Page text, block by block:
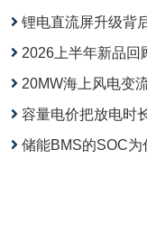
锂电直流屏升级背
2026上半年新品回
20MW海上风电变
容量电价把放电时
储能BMS的SOC为